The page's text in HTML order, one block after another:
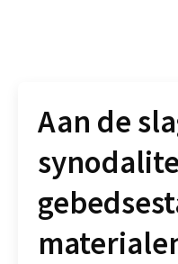
Aan de